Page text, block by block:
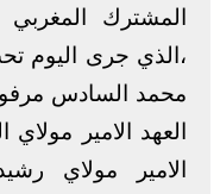
المشترك
،الذي جرى اليوم
محمد السادس
العهد الامير
الامير مولاي